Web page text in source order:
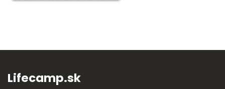
Lifecamp.sk